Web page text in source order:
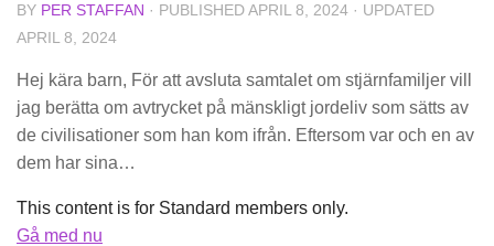
BY PER STAFFAN · PUBLISHED APRIL 8, 2024 · UPDATED
APRIL 8, 2024
Hej kära barn, För att avsluta samtalet om stjärnfamiljer vill
jag berätta om avtrycket på mänskligt jordeliv som sätts av
de civilisationer som han kom ifrån. Eftersom var och en av
dem har sina…
This content is for Standard members only.
Gå med nu